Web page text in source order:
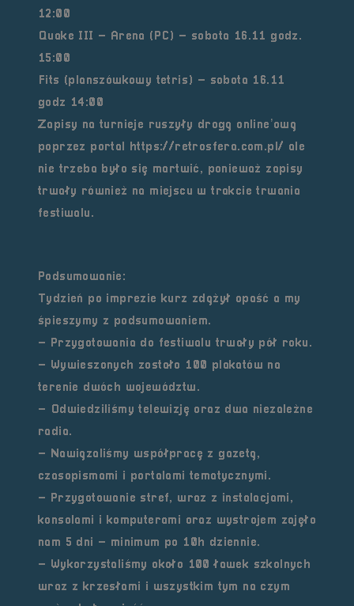
12:00
Quake III – Arena (PC) – sobota 16.11 godz.
15:00
Fits (planszówkowy tetris) – sobota 16.11
godz 14:00
Zapisy na turnieje ruszyły drogą online’ową
poprzez portal
https://retrosfera.com.pl/ ale
nie trzeba było się martwić, ponieważ zapisy
trwały również na miejscu w trakcie trwania
festiwalu.
Podsumowanie:
Tydzień po imprezie kurz zdążył opaść a my
śpieszymy z podsumowaniem.
– Przygotowania do festiwalu trwały pół roku.
– Wywieszonych zostało 100 plakatów na
terenie dwóch województw.
– Odwiedziliśmy telewizję oraz dwa niezależne
radia.
– Nawiązaliśmy współpracę z gazetą,
czasopismami i portalami tematycznymi.
– Przygotowanie stref, wraz z instalacjami,
konsolami i komputerami oraz wystrojem zajęło
nam 5 dni – minimum po 10h dziennie.
– Wykorzystaliśmy około 100 ławek szkolnych
wraz z krzesłami i wszystkim tym na czym